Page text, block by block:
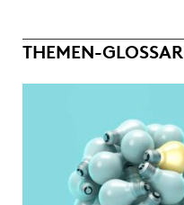
THEMEN-GLOSSAR